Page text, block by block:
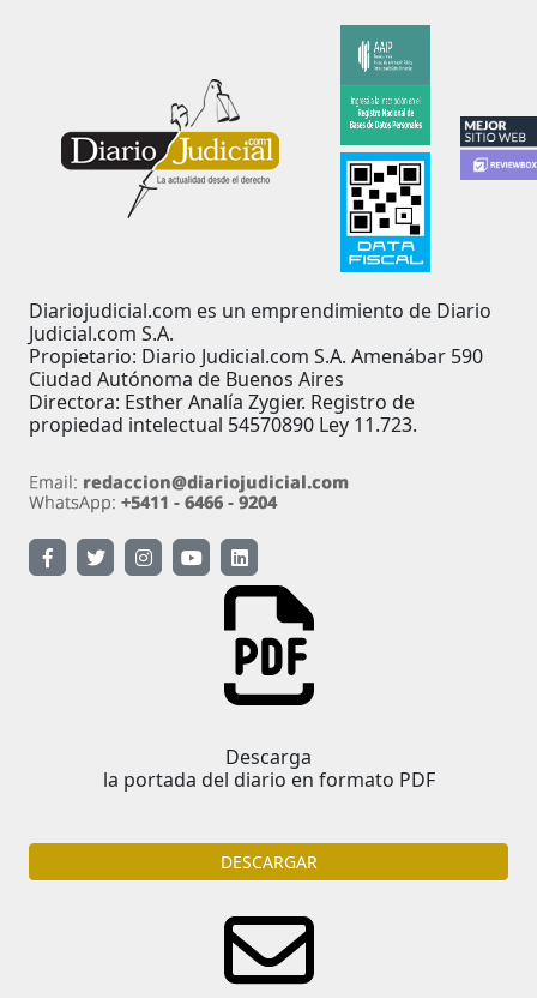
Diariojudicial.com es un emprendimiento de Diario
Judicial.com S.A.
Propietario: Diario Judicial.com S.A. Amenábar 590
Ciudad Autónoma de Buenos Aires
Directora: Esther Analía Zygier. Registro de
propiedad intelectual 54570890 Ley 11.723.
Descarga
la portada del diario en formato PDF
DESCARGAR